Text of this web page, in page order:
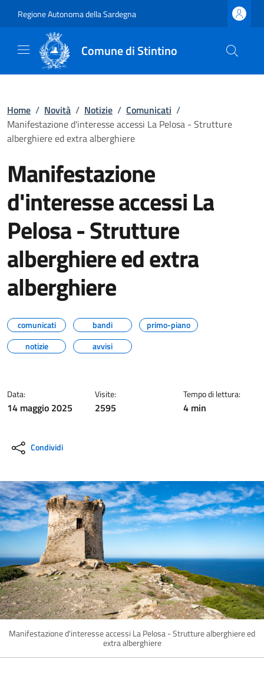
Regione Autonoma della Sardegna
Comune di Stintino
Home / Novità / Notizie / Comunicati /
Manifestazione d'interesse accessi La Pelosa - Strutture
alberghiere ed extra alberghiere
Manifestazione
d'interesse accessi La
Pelosa - Strutture
alberghiere ed extra
alberghiere
comunicati bandi
primo-piano
notizie
avvisi
Data:
14 maggio 2025
Visite:
2595
Tempo di lettura:
4 min
Condividi
Manifestazione d'interesse accessi La Pelosa - Strutture alberghiere ed
extra alberghiere